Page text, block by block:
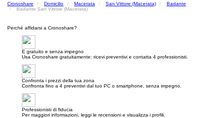
Cronoshare Domicilio Macerata San Vittore (Macerata)
Badante
Badante San Vittore (Macerata)
Perché affidarsi a Cronoshare?
E gratuito e senza impegno
Usa Cronoshare gratuitamente: ricevi preventivi e contatta 4 professionisti.
Confronta i prezzi della tua zona
Confronta fino a 4 preventivi dal tuo PC o smartphone, senza impegno.
Professionisti di fiducia
Per maggiori informazioni, leggi le recensioni e visualizza i profili.